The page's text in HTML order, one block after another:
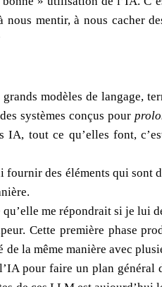
mentir, à nous cacher
grands modèles de langage,
systèmes conçus pour
IA, tout ce qu’elles font,
des éléments qui sont
me répondrait si je lui
Cette première phase
de la même manière avec
pour faire un plan général